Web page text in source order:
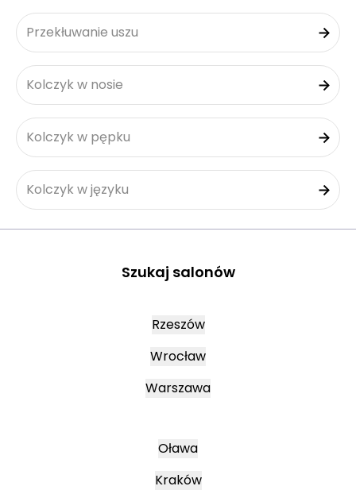
Przekłuwanie uszu
Kolczyk w nosie
Kolczyk w pępku
Kolczyk w języku
Szukaj salonów
Rzeszów
Wrocław
Warszawa
Oława
Kraków